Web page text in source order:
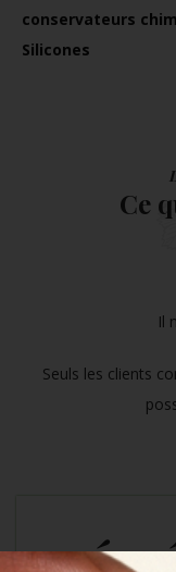
conservateurs
Silicones
Ce
Il
Seuls les clients